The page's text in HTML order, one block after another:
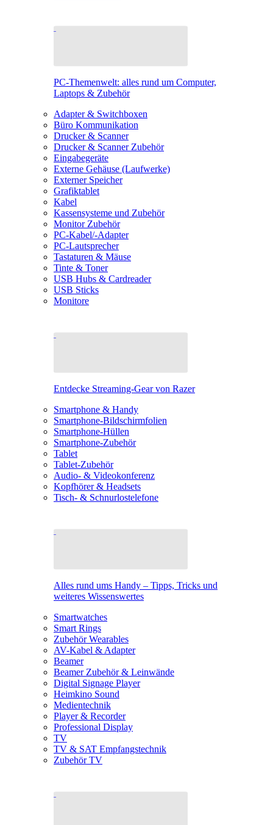
PC-Themenwelt: alles rund um Computer,
Laptops & Zubehör
Adapter & Switchboxen
Büro Kommunikation
Drucker & Scanner
Drucker & Scanner Zubehör
Eingabegeräte
Externe Gehäuse (Laufwerke)
Externer Speicher
Grafiktablet
Kabel
Kassensysteme und Zubehör
Monitor Zubehör
PC-Kabel/-Adapter
PC-Lautsprecher
Tastaturen & Mäuse
Tinte & Toner
USB Hubs & Cardreader
USB Sticks
Monitore
Entdecke Streaming-Gear von Razer
Smartphone & Handy
Smartphone-Bildschirmfolien
Smartphone-Hüllen
Smartphone-Zubehör
Tablet
Tablet-Zubehör
Audio- & Videokonferenz
Kopfhörer & Headsets
Tisch- & Schnurlostelefone
Alles rund ums Handy – Tipps, Tricks und
weiteres Wissenswertes
Smartwatches
Smart Rings
Zubehör Wearables
AV-Kabel & Adapter
Beamer
Beamer Zubehör & Leinwände
Digital Signage Player
Heimkino Sound
Medientechnik
Player & Recorder
Professional Display
TV
TV & SAT Empfangstechnik
Zubehör TV